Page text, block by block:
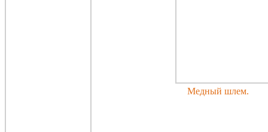
Медный шлем.